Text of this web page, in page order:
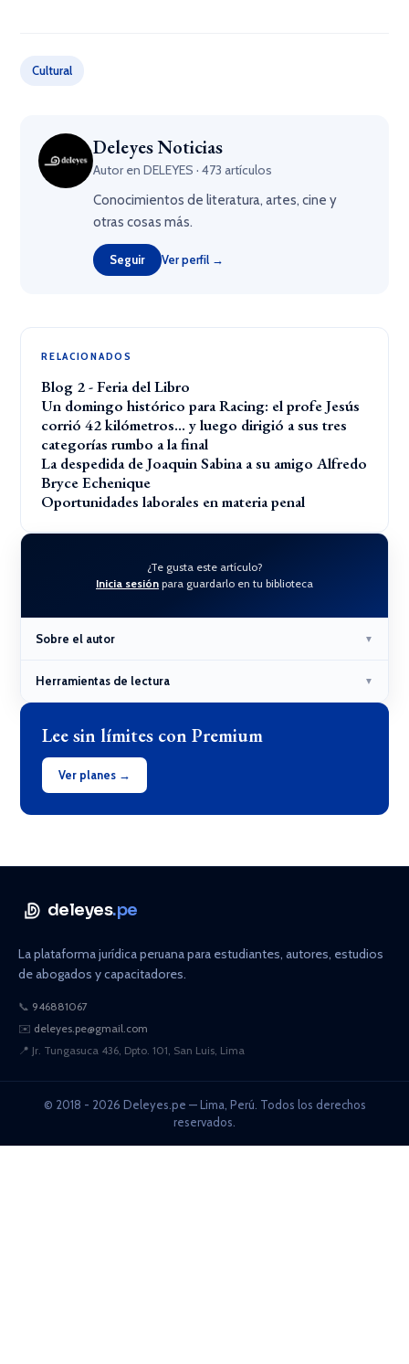
Cultural
Deleyes Noticias
Autor en DELEYES · 473 artículos
Conocimientos de literatura, artes, cine y
otras cosas más.
Seguir Ver perfil →
RELACIONADOS
Blog 2 - Feria del Libro
Un domingo histórico para Racing: el profe Jesús
corrió 42 kilómetros… y luego dirigió a sus tres
categorías rumbo a la final
La despedida de Joaquin Sabina a su amigo Alfredo
Bryce Echenique
Oportunidades laborales en materia penal
¿Te gusta este artículo?
Inicia sesión para guardarlo en tu biblioteca
Sobre el autor ▼
Herramientas de lectura ▼
Lee sin límites con Premium
Ver planes →
deleyes.pe
La plataforma jurídica peruana para estudiantes, autores, estudios
de abogados y capacitadores.
📞 946881067
✉️ deleyes.pe@gmail.com
📍 Jr. Tungasuca 436, Dpto. 101, San Luis, Lima
© 2018 - 2026 Deleyes.pe — Lima, Perú. Todos los derechos
reservados.